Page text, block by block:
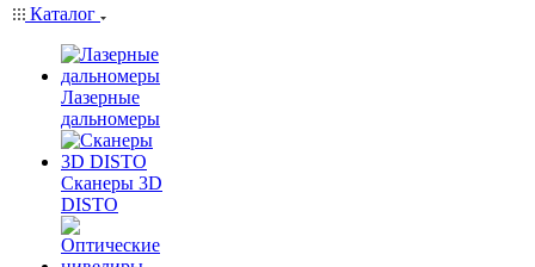
Каталог
Лазерные
дальномеры
Сканеры 3D
DISTO